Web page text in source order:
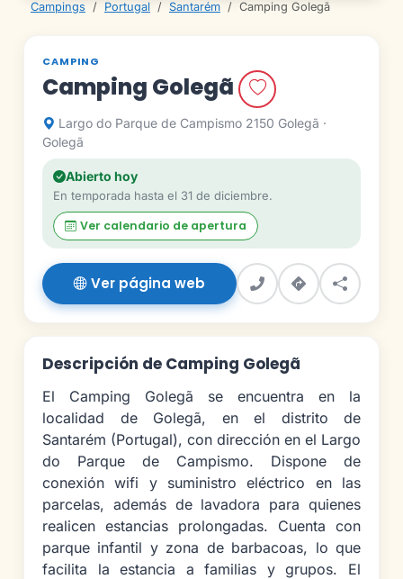
Campings / Portugal / Santarém / Camping Golegã
CAMPING
Camping Golegã
Largo do Parque de Campismo 2150 Golegã ·
Golegã
Abierto hoy
En temporada hasta el 31 de diciembre.
Ver calendario de apertura
Ver página web
Descripción de Camping Golegã
El Camping Golegã se encuentra en la
localidad de Golegã, en el distrito de
Santarém (Portugal), con dirección en el Largo
do Parque de Campismo. Dispone de
conexión wifi y suministro eléctrico en las
parcelas, además de lavadora para quienes
realicen estancias prolongadas. Cuenta con
parque infantil y zona de barbacoas, lo que
facilita la estancia a familias y grupos. El